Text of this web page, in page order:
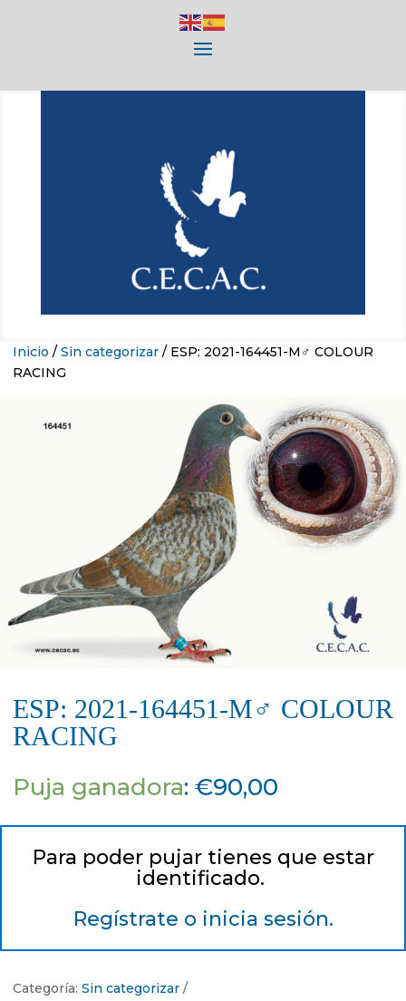
Inicio / Sin categorizar / ESP: 2021-164451-M♂ COLOUR
RACING
ESP: 2021-164451-M♂ COLOUR
RACING
Puja ganadora: €90,00
Para poder pujar tienes que estar
identificado.
Regístrate o inicia sesión.
Categoría: Sin categorizar